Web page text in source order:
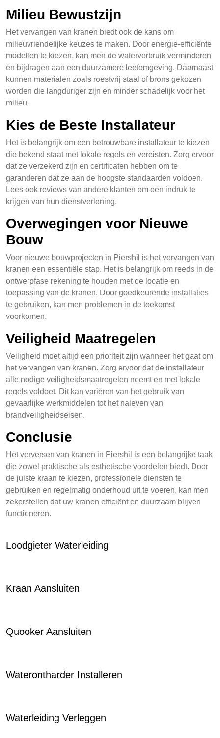
Milieu Bewustzijn
Het vervangen van kranen biedt ook de kans om
milieuvriendelijke keuzes te maken. Door energie-efficiënte
modellen te kiezen, kan men de waterverbruik verminderen
en bijdragen aan een duurzamere leefomgeving. Daarnaast
kunnen materialen zoals roestvrij staal of brons gekozen
worden die langduriger zijn en minder schadelijk voor het
milieu.
Kies de Beste Installateur
Het is belangrijk om een betrouwbare installateur te kiezen
die bekend staat met lokale regels en vereisten. Zorg ervoor
dat ze verzekerd zijn en certificaten hebben om te
garanderen dat ze aan de hoogste standaarden voldoen.
Lees ook reviews van andere klanten om een indruk te
krijgen van hun dienstverlening.
Overwegingen voor Nieuwe
Bouw
Voor nieuwe bouwprojecten in Piershil is het vervangen van
kranen een essentiële stap. Het is belangrijk om reeds in de
ontwerpfase rekening te houden met de locatie en
toepassing van de kranen. Door goedkeurende installaties
te gebruiken, kan men problemen in de toekomst
voorkomen.
Veiligheid Maatregelen
Veiligheid moet altijd een prioriteit zijn wanneer het gaat om
het vervangen van kranen. Zorg ervoor dat de installateur
alle nodige veiligheidsmaatregelen neemt en met lokale
regels voldoet. Dit kan variëren van het gebruik van
gevaarlijke werkmiddelen tot het naleven van
brandveiligheidseisen.
Conclusie
Het verversen van kranen in Piershil is een belangrijke taak
die zowel praktische als esthetische voordelen biedt. Door
de juiste kraan te kiezen, professionele diensten te
gebruiken en regelmatig onderhoud uit te voeren, kan men
zekerstellen dat uw kranen efficiënt en duurzaam blijven
functioneren.
Loodgieter Waterleiding
Kraan Aansluiten
Quooker Aansluiten
Waterontharder Installeren
Waterleiding Verleggen